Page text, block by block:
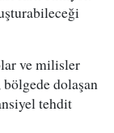
ve milisler
dolaşan
tehdit